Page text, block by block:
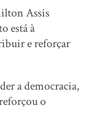
Assis
está à
e reforçar
a democracia,
o